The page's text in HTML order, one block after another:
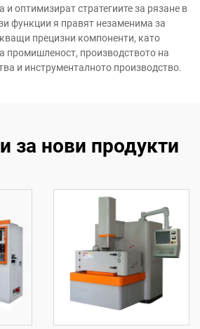
оптимизират стратегиите за рязане в
функции я правят незаменима за
прецизни компоненти, като
промишленост, производството на
и инструменталното производство.
за нови продукти